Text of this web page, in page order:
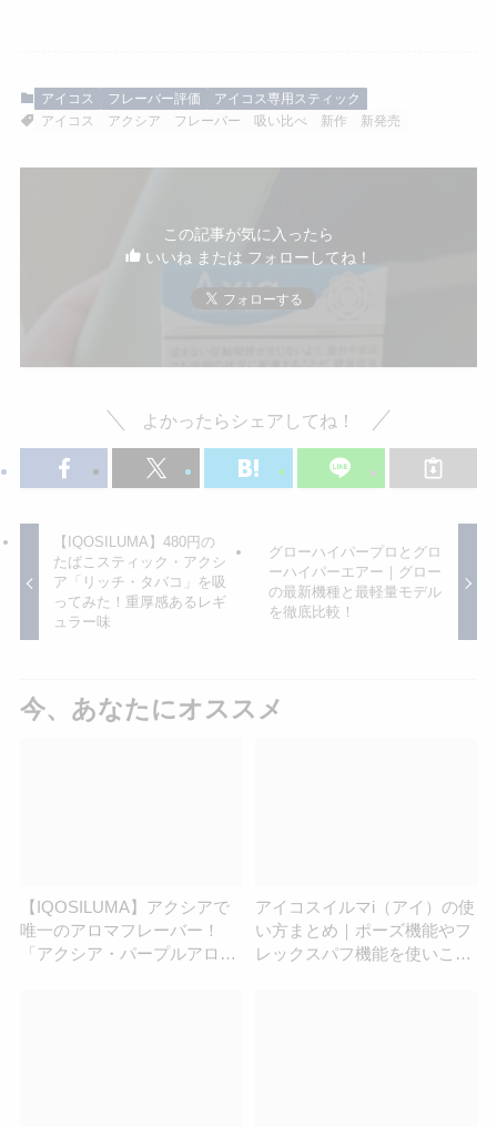
アイコス フレーバー評価
アイコス専用スティック
アイコス
アクシア フレーバー 吸い比べ 新作 新発売
この記事が気に入ったら
いいね または フォローしてね！
よかったらシェアしてね！
【IQOSILUMA】480円の
たばこスティック・アクシ
ア「リッチ・タバコ」を吸
ってみた！重厚感あるレギ
ュラー味
グローハイパープロとグロ
ーハイパーエアー｜グロー
の最新機種と最軽量モデル
を徹底比較！
今、あなたにオススメ
【IQOSILUMA】アクシアで
唯一のアロマフレーバー！
「アクシア・パープルアロ
アイコスイルマi（アイ）の使
い方まとめ｜ポーズ機能やフ
レックスパフ機能を使いこな